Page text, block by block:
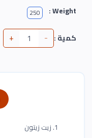
Weight :
250
كمية : -
+
زيت زيتون